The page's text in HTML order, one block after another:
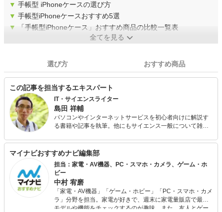
▼ 手帳型 iPhoneケースの選び方
▼ 手帳型iPhoneケースおすすめ5選
▼
「手帳型iPhoneケース」おすすめ商品の比較一覧表
全てを見る
選び方 おすすめ商品
この記事を担当するエキスパート
IT・サイエンスライター
島田 祥輔
パソコンやインターネットサービスを初心者向けに解説す
る書籍や記事を執筆。他にもサイエンス一般について雑誌
と使命』（オーム社）、『遺伝子「超」入門』（パンダ・
パブリッシング）、編集協力に『池上彰が聞いてわかった
生命のしくみ 東工大で生命科学を学ぶ』（朝日新聞出
版）、『ゲノム解析は「私」の世界をどう変えるのか』
（高橋祥子著、ディスカヴァー・トゥエンティワン）があ
る。また、腸内細菌検査サービス「マイキンソー」のオウ
ンドメディア「Mykinsoラボ」の編集長を2017年から2021
年まで経験。
マイナビおすすめナビ編集部
担当：家電・AV機器、PC・スマホ・カメラ、ゲーム・ホ
ビー
中村 宥磨
「家電・AV機器」「ゲーム・ホビー」「PC・スマホ・カメ
ラ」分野を担当。家電が好きで、週末に家電量販店で最新
モデルや機能をチェックするのが趣味。また、友人とゲー